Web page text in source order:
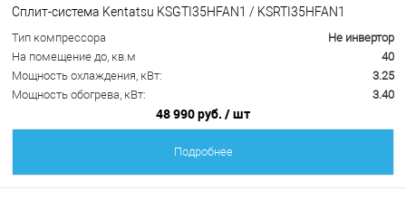
Сплит-система Kentatsu KSGTI35HFAN1 / KSRTI35HFAN1
Тип компрессора
Не инвертор
На помещение до, кв.м
40
Мощность охлаждения, кВт:
3.25
Мощность обогрева, кВт:
3.40
48 990 руб. / шт
Подробнее